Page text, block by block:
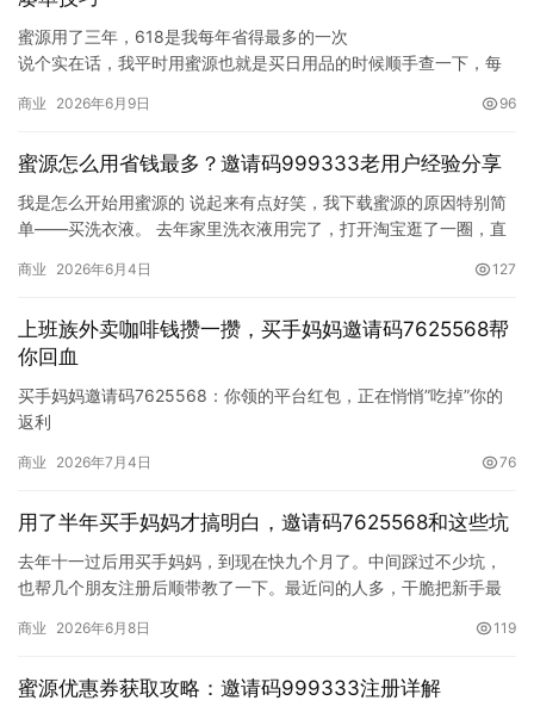
蜜源用了三年，618是我每年省得最多的一次
说个实在话，我平时用蜜源也就是买日用品的时候顺手查一下，每
蜜源的价值就完全不一样了——去年618我一个人通过蜜源下单省了
今天把这几年618用蜜源攒下来的经验整…
商业 2026年6月9日 96
蜜源怎么用省钱最多？邀请码999333老用户经验分享
我是怎么开始用蜜源的 说起来有点好笑，我下载蜜源的原因特别简
单——买洗衣液。 去年家里洗衣液用完了，打开淘宝逛了一圈，直
商业 2026年6月4日 127
上班族外卖咖啡钱攒一攒，买手妈妈邀请码7625568帮
你回血
买手妈妈邀请码7625568：你领的平台红包，正在悄悄”吃掉”你的
返利
平台红包，返利自动归零。这是平台商业逻辑决定的：红包覆盖推
包，通过买手妈妈领券链接跳转下单，才能拿全额返利。
核心认知：每次下单前你必…
商业 2026年7月4日 76
用了半年买手妈妈才搞明白，邀请码7625568和这些坑
去年十一过后用买手妈妈，到现在快九个月了。中间踩过不少坑，
也帮几个朋友注册后顺带教了一下。最近问的人多，干脆把新手最
身边人真金白银试出来的。
这应该是买手妈妈新人踩得最多的一个坑。我也是第一个月折在这
商业 2026年6月8日 119
蜜源优惠券获取攻略：邀请码999333注册详解